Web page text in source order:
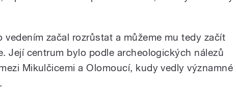
vedením začal rozrůstat a můžeme mu tedy začít
Její centrum bylo podle archeologických nálezů
Mikulčicemi a Olomoucí, kudy vedly významné